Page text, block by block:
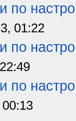
по
01:22
по
по